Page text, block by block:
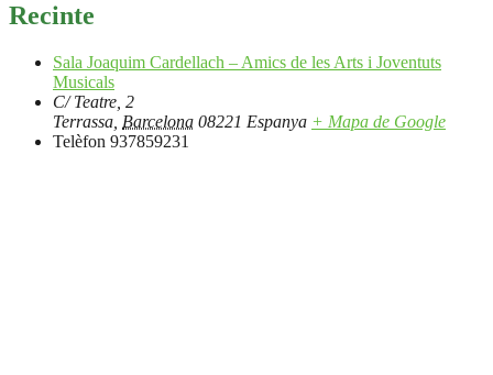
Recinte
Sala Joaquim Cardellach – Amics de les Arts i Joventuts
Musicals
C/ Teatre, 2
Terrassa Barcelona 08221 Espanya + Mapa de Google
Telèfon 937859231